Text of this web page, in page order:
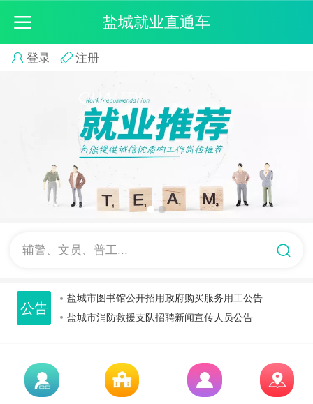
盐城就业直通车
登录 注册
辅警、文员、普工...
江苏盐阜米仓生态农业有限公司招聘
盐城市图书馆公开招用政府购买服务用工公告
盐城市消防救援支队招聘新闻宣传人员公告
盐城农商银行招聘营销经理公告
江苏盐阜米仓生态农业有限公司招聘